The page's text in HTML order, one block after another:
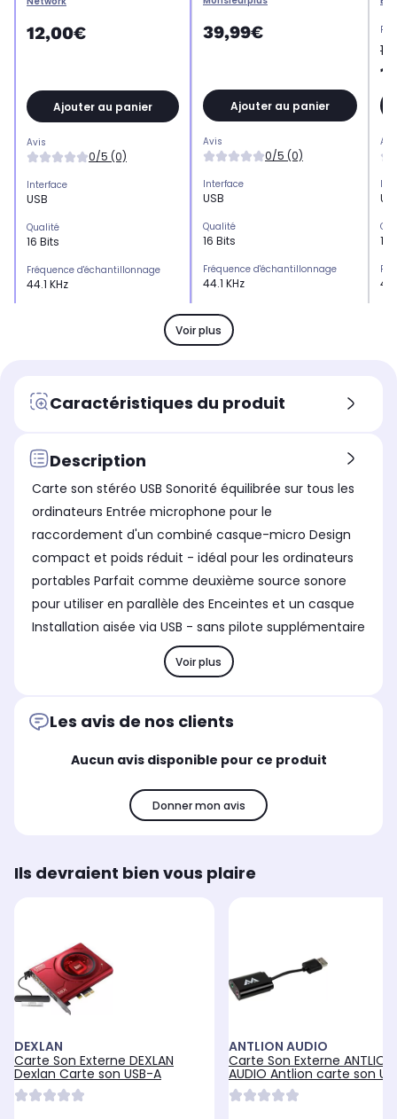
12,00€
Ajouter au panier
Avis
0/5 (0)
Interface
USB
Qualité
16 Bits
Fréquence d'échantillonnage
44.1 KHz
39,99€
Ajouter au panier
Avis
0/5 (0)
Interface
USB
Qualité
16 Bits
Fréquence d'échantillonnage
44.1 KHz
Utilisation
Externe
16
Voir plus
Caractéristiques du produit
Description
Carte son stéréo USB Sonorité équilibrée sur tous les
ordinateurs Entrée microphone pour le
raccordement d'un combiné casque-micro Design
compact et poids réduit - idéal pour les ordinateurs
portables Parfait comme deuxième source sonore
pour utiliser en parallèle des Enceintes et un casque
Installation aisée via USB - sans pilote supplémentaire
Voir plus
Les avis de nos clients
Aucun avis disponible pour ce produit
Donner mon avis
Ils devraient bien vous plaire
DEXLAN
Carte Son Externe DEXLAN
Dexlan Carte son USB-A
ANTLION AUDIO
Carte Son Externe ANTLION
AUDIO Antlion carte son